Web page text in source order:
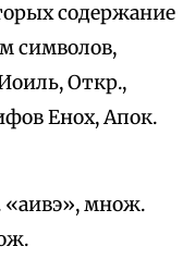
содержание
символов,
Откр.,
Енох, Апок.
«аивэ», множ.